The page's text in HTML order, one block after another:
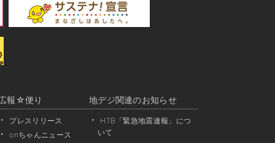
報☆便り
プレスリリース
onちゃんニュース
地デジ関連のお知らせ
HTB「緊急地震速報」につ
いて